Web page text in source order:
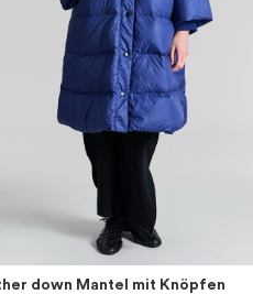
down Mantel mit Knöpfen